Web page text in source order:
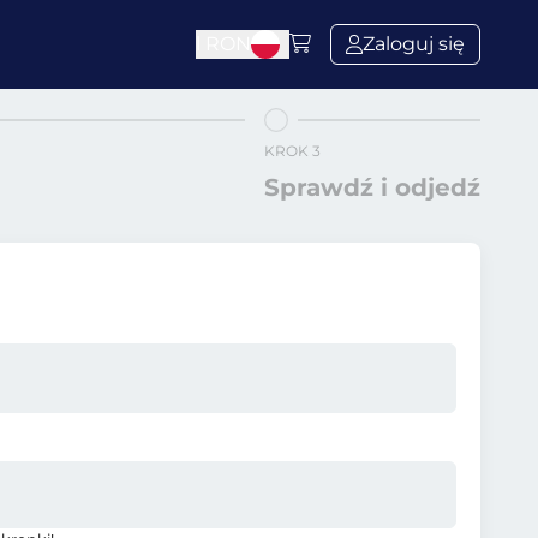
Zaloguj się
KROK 3
Sprawdź i odjedź